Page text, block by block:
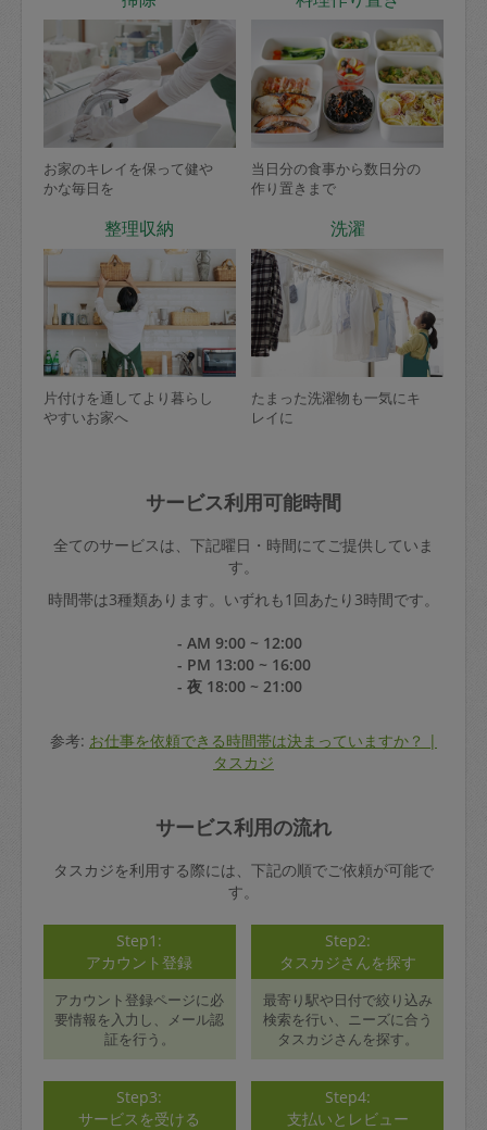
お家のキレイを保って健や
かな毎日を
当日分の食事から数日分の
作り置きまで
整理収納
片付けを通してより暮らし
やすいお家へ
洗濯
たまった洗濯物も一気にキ
レイに
サービス利用可能時間
全てのサービスは、下記曜日・時間にてご提供していま
す。
時間帯は3種類あります。いずれも1回あたり3時間です。
- AM 9:00 ~ 12:00
- PM 13:00 ~ 16:00
- 夜 18:00 ~ 21:00
参考: お仕事を依頼できる時間帯は決まっていますか？ |
タスカジ
サービス利用の流れ
タスカジを利用する際には、下記の順でご依頼が可能で
す。
Step1:
アカウント登録
アカウント登録ページに必
要情報を入力し、メール認
証を行う。
Step2:
タスカジさんを探す
最寄り駅や日付で絞り込み
検索を行い、ニーズに合う
タスカジさんを探す。
Step3:
サービスを受ける
Step4:
支払いとレビュー